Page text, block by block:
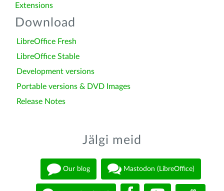
Extensions
Download
LibreOffice Fresh
LibreOffice Stable
Development versions
Portable versions & DVD Images
Release Notes
Jälgi meid
Our blog Mastodon (LibreOffice)